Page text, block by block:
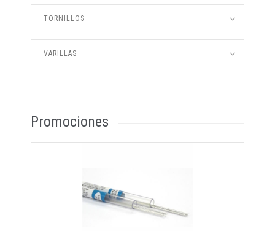
TORNILLOS
VARILLAS
Promociones